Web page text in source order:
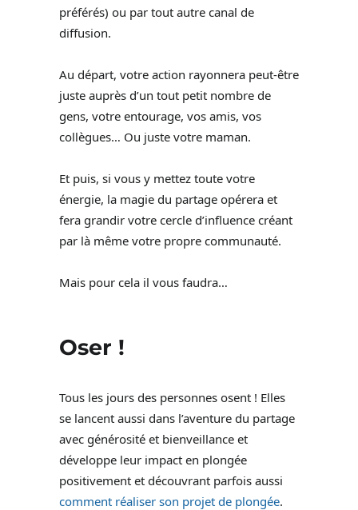
préférés) ou par tout autre canal de
diffusion.
Au départ, votre action rayonnera peut-être
juste auprès d’un tout petit nombre de
gens, votre entourage, vos amis, vos
collègues… Ou juste votre maman.
Et puis, si vous y mettez toute votre
énergie, la magie du partage opérera et
fera grandir votre cercle d’influence créant
par là même votre propre communauté.
Mais pour cela il vous faudra…
Oser !
Tous les jours des personnes osent ! Elles
se lancent aussi dans l’aventure du partage
avec générosité et bienveillance et
développe leur impact en plongée
positivement et découvrant parfois aussi
comment réaliser son projet de plongée.